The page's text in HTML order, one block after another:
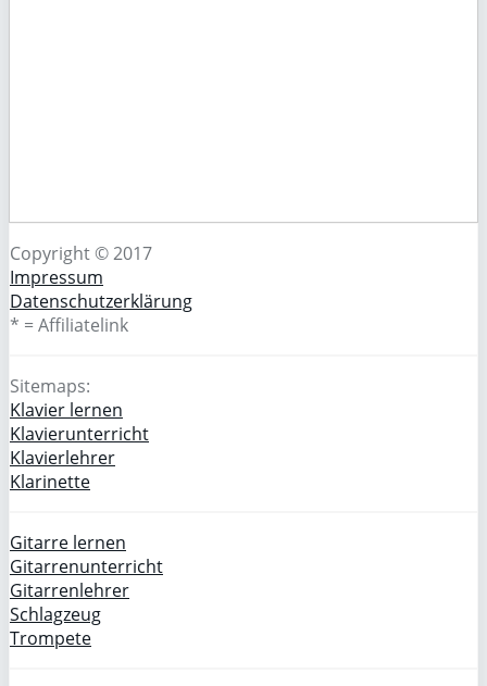
Copyright © 2017
Impressum
Datenschutzerklärung
* = Affiliatelink
Sitemaps:
Klavier lernen
Klavierunterricht
Klavierlehrer
Klarinette
Gitarre lernen
Gitarrenunterricht
Gitarrenlehrer
Schlagzeug
Trompete